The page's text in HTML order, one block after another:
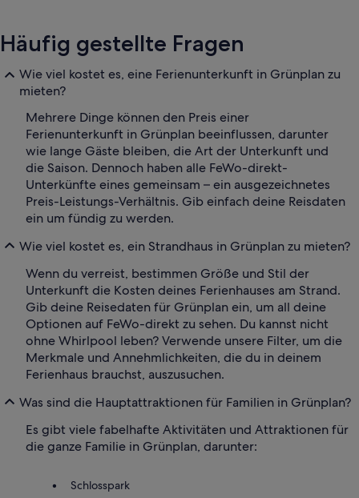
Häufig gestellte Fragen
Wie viel kostet es, eine Ferienunterkunft in Grünplan zu
mieten?
Mehrere Dinge können den Preis einer
Ferienunterkunft in Grünplan beeinflussen, darunter
wie lange Gäste bleiben, die Art der Unterkunft und
die Saison. Dennoch haben alle FeWo-direkt-
Unterkünfte eines gemeinsam – ein ausgezeichnetes
Preis-Leistungs-Verhältnis. Gib einfach deine Reisdaten
ein um fündig zu werden.
Wie viel kostet es, ein Strandhaus in Grünplan zu mieten?
Wenn du verreist, bestimmen Größe und Stil der
Unterkunft die Kosten deines Ferienhauses am Strand.
Gib deine Reisedaten für Grünplan ein, um all deine
Optionen auf FeWo-direkt zu sehen. Du kannst nicht
ohne Whirlpool leben? Verwende unsere Filter, um die
Merkmale und Annehmlichkeiten, die du in deinem
Ferienhaus brauchst, auszusuchen.
Was sind die Hauptattraktionen für Familien in Grünplan?
Es gibt viele fabelhafte Aktivitäten und Attraktionen für
die ganze Familie in Grünplan, darunter:
Schlosspark